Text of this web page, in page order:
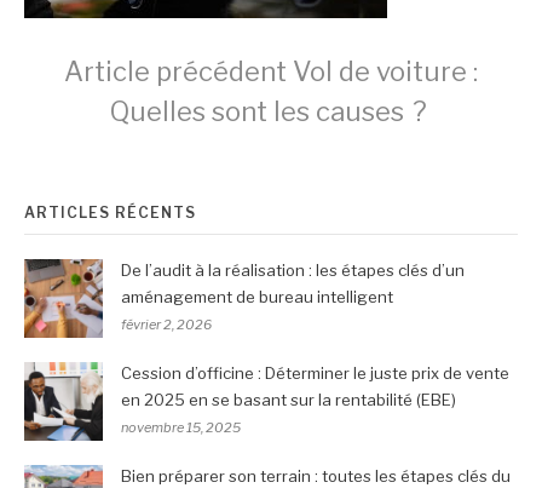
Lire
suite
Article précédent Vol de voiture :
Quelles sont les causes ?
ARTICLES RÉCENTS
De l’audit à la réalisation : les étapes clés d’un
aménagement de bureau intelligent
février 2, 2026
Cession d’officine : Déterminer le juste prix de vente
en 2025 en se basant sur la rentabilité (EBE)
novembre 15, 2025
Bien préparer son terrain : toutes les étapes clés du